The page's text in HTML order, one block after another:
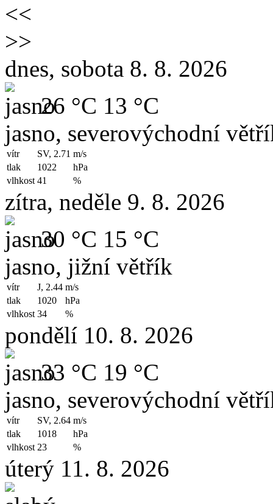
<<
>>
dnes, sobota 8. 8. 2026
26 °C 13 °C
jasno, severovýchodní
vítr SV, 2.71 m/s
tlak
1022
hPa
vlhkost 41 %
zítra, neděle 9. 8. 2026
30 °C 15 °C
jasno, jižní větřík
vítr J, 2.44 m/s
tlak
1020
hPa
vlhkost 34 %
pondělí 10. 8. 2026
33 °C 19 °C
jasno, severovýchodní
vítr SV, 2.64 m/s
tlak
1018
hPa
vlhkost 23 %
úterý 11. 8. 2026